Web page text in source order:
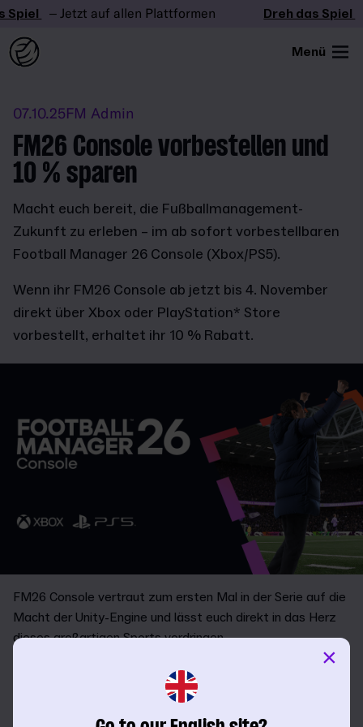
– Jetzt auf allen Plattformen Dreh das Spiel
Menü
07.10.25FM Admin
FM26 Console vorbestellen und
10 % sparen
Macht euch bereit, die Fußballmanagement-
Zukunft zu erleben – im ab sofort vorbestellbaren
Football Manager 26 Console (Xbox/PS5).
Wenn ihr FM26 Console ab jetzt bis 4. November
direkt über Xbox oder PlayStation* Store
vorbestellt, erhaltet ihr 10 % Rabatt.
FM26 Console vertraut zum ersten Mal in der Serie auf die
Macht der Unity-Engine und lässt euch direkt in das Herz
dieses großartigen Sports vordringen.
Eine frisch designte Benutzeroberfläche
müheloser, instinktiver Konsolensteuerung kontrolliert und
×